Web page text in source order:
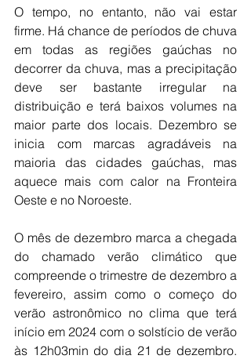
O tempo, no entanto, não vai estar
firme. Há chance de períodos de chuva
em todas as regiões gaúchas no
decorrer da chuva, mas a precipitação
deve ser bastante irregular na
distribuição e terá baixos volumes na
maior parte dos locais. Dezembro se
inicia com marcas agradáveis na
maioria das cidades gaúchas, mas
aquece mais com calor na Fronteira
Oeste e no Noroeste.
O mês de dezembro marca a chegada
do chamado verão climático que
compreende o trimestre de dezembro a
fevereiro, assim como o começo do
verão astronômico no clima que terá
início em 2024 com o solstício de verão
às 12h03min do dia 21 de dezembro.